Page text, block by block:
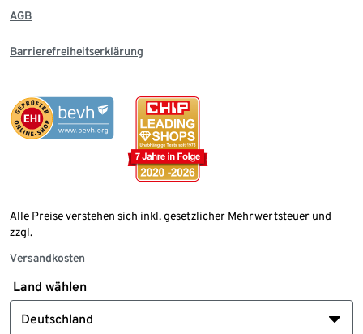
AGB
Barrierefreiheitserklärung
Alle Preise verstehen sich inkl. gesetzlicher Mehrwertsteuer und
zzgl.
Versandkosten
Land wählen
Deutschland